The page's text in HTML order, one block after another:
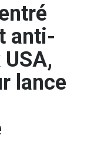
anti-
lance